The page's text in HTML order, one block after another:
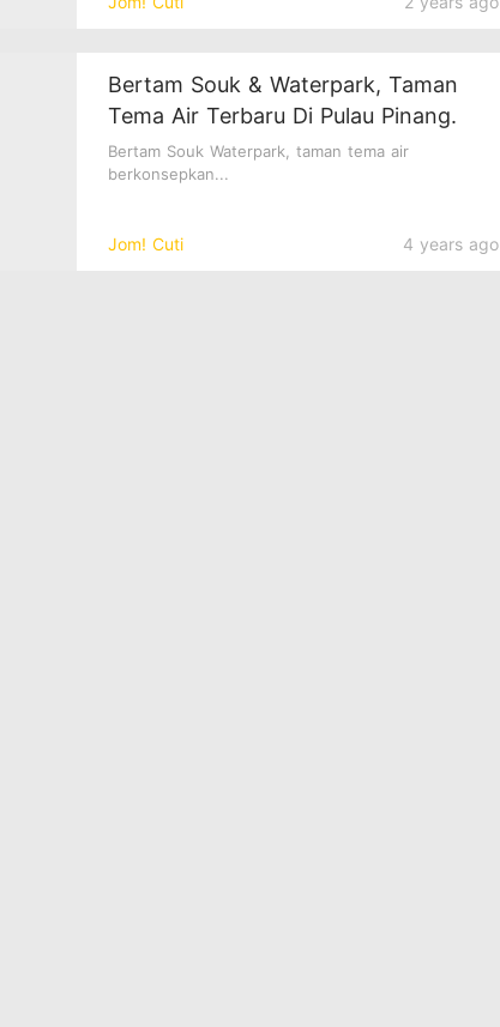
Jom! Cuti 4 years ago
Bertam Souk & Waterpark, Taman
Tema Air Terbaru Di Pulau Pinang.
Bertam Souk Waterpark, taman tema air
berkonsepkan...